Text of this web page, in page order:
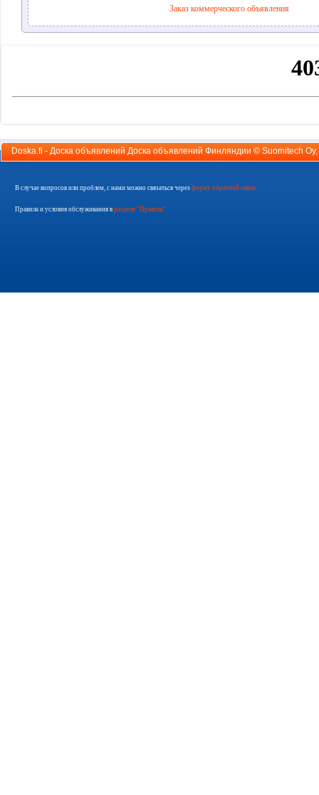
Заказ коммерческого объявления
Doska.fi - Доска объявлений Доска объявлений Финляндии © Suomitech Oy
В случае вопросов или проблем, с нами можно связаться через форму обратной связи
Правила и условия обслуживания в разделе "Правила"